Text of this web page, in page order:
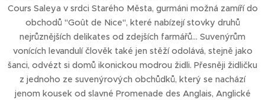
Cours Saleya v srdci Starého Města, gurmáni možná zamíří do
obchodů "Goût de Nice", které nabízejí stovky druhů
nejrůznějších delikates od zdejších farmářů... Suvenýrům
vonících levandulí člověk také jen stěží odolává, stejně jako
šanci, odvézt si domů ikonickou modrou židli. Přesněji židličku
z jednoho ze suvenýrových obchůdků, který se nachází
jenom kousek od slavné Promenade des Anglais, Anglické